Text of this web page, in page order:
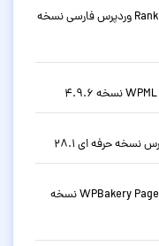
دانلود افزونه سئو حرفه ای رنک مث Rank Math Pro وردپرس فارسی نسخه
افزونه صفحه ساز و ویرایشگر دیداری WPBakery Page Builder نسخه